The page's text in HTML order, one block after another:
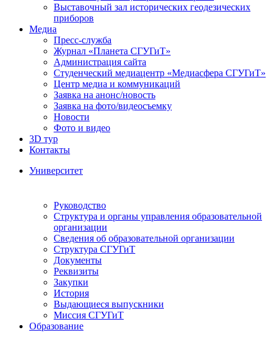
Выставочный зал исторических геодезических
приборов
Медиа
Пресс-служба
Журнал «Планета СГУГиТ»
Администрация сайта
Студенческий медиацентр «Медиасфера СГУГиТ»
Центр медиа и коммуникаций
Заявка на анонс/новость
Заявка на фото/видеосъемку
Новости
Фото и видео
3D тур
Контакты
Университет
Руководство
Структура и органы управления образовательной
организации
Сведения об образовательной организации
Структура СГУГиТ
Документы
Реквизиты
Закупки
История
Выдающиеся выпускники
Миссия СГУГиТ
Образование